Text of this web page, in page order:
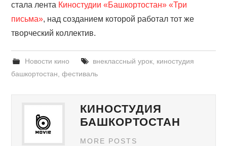
стала лента Киностудии «Башкортостан» «Три
письма», над созданием которой работал тот же
творческий коллектив.
Новости кино внеклассный урок, киностудия
башкортостан,фестиваль
КИНОСТУДИЯ
БАШКОРТОСТАН
MORE POSTS